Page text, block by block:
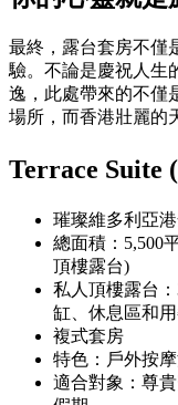
最終，露台套房不僅
驗。不論是慶祝人生
逸，此處帶來的不僅
場所，而香港壯麗的
Terrace Suite
璀璨維多利亞
總面積：5,500
頂樓露台)
私人頂樓露台
缸、休息區和
複式套房
特色：戶外按
適合對象：尊